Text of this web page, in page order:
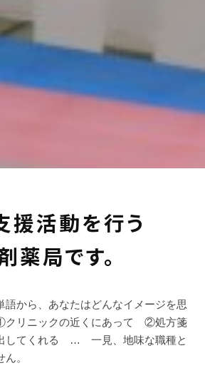
ダーメイドの
を、真心込めて。
援活動を行う
薬局です。
語から、あなたはどんなイメージを思
リニックの近くにあって ②処方箋
してくれる … 一見、地味な職種と
。